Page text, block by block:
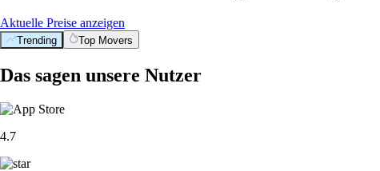
Aktuelle Preise anzeigen
Trending Top Movers
Das sagen unsere Nutzer
4.7